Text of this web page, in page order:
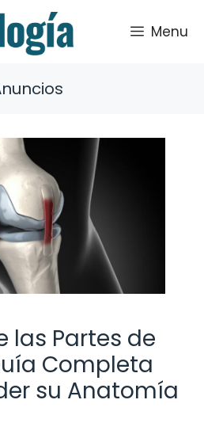
Menu
las Partes de
Completa
su Anatomía